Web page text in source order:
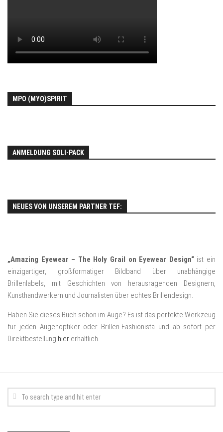
MPO (MYO)SPIRIT
ANMELDUNG SOLI-PACK
NEUES VON UNSEREM PARTNER TEF:
„Amazing Eyewear – The Holy Grail on Eyewear Design“ist ein
einzigartiger, großformatiger Bildband über unabhängige
Brillenlabels, mit Geschichten von herausragenden Designern,
Kunsthandwerkern und Journalisten über echtes Brillendesign.
Haben Sie dieses Buch schon im Auge? Es ist das perfekte Werkzeug
für jeden Augenoptiker oder Brillen-Fashionista und ab sofort per
Direktbestellung hier erhältlich.